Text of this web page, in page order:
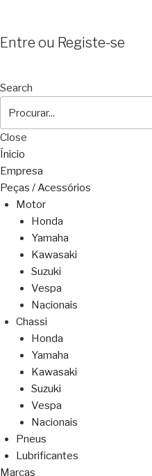
Entre ou Registe-se
Search
Close
Ínicio
Empresa
Peças / Acessórios
Motor
Honda
Yamaha
Kawasaki
Suzuki
Vespa
Nacionais
Chassi
Honda
Yamaha
Kawasaki
Suzuki
Vespa
Nacionais
Pneus
Lubrificantes
Marcas